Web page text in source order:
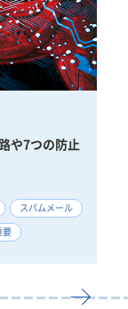
や7つの防止
スパムメール
要